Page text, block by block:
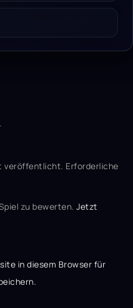
veröffentlicht. Erforderliche
zu bewerten. Jetzt
in diesem Browser für